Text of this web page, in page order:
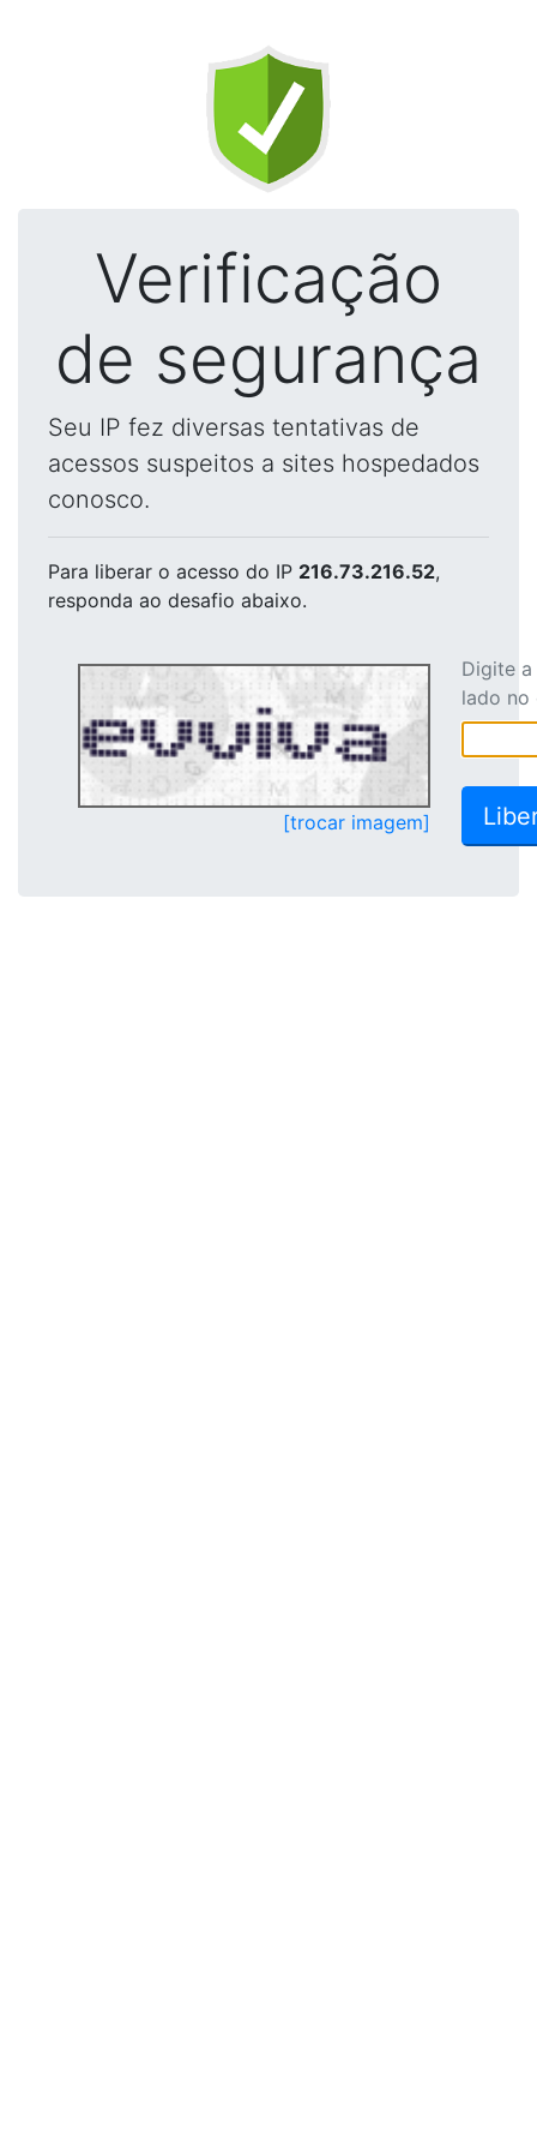
Verificação
de segurança
Seu IP fez diversas tentativas de
acessos suspeitos a sites hospedados
conosco.
Para liberar o acesso do IP 216.73.216.52,
responda ao desafio abaixo.
[trocar imagem]
Digite
lado no